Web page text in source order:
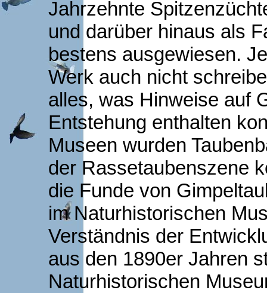
Jahrzehnte
und darüber hinaus als
bestens ausgewiesen.
Werk auch nicht
alles, was Hinweise auf
Entstehung enthalten
Museen wurden
der Rassetaubenszene
die Funde von
im Naturhistorischen
Verständnis der
aus den 1890er Jahren
Naturhistorischen